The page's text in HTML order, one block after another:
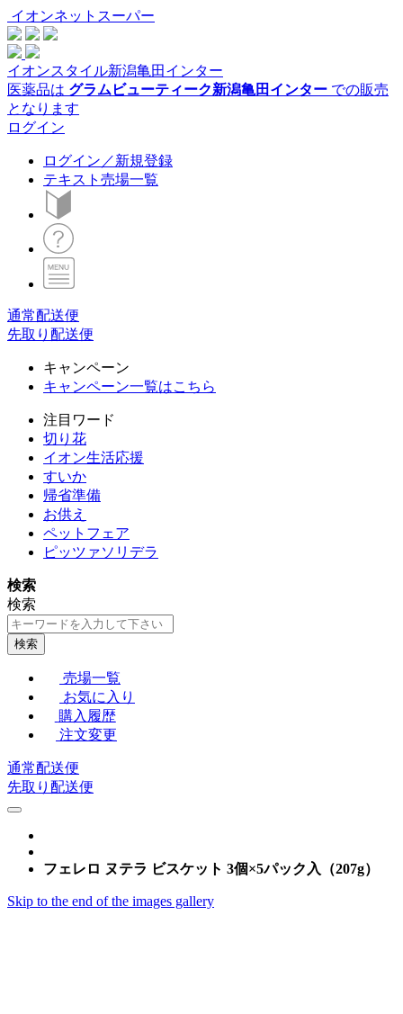
イオンネットスーパー
イオンスタイル新潟亀田インター
医薬品は グラムビューティーク新潟亀田インター での販売
となります
ログイン
ログイン／新規登録
テキスト売場一覧
通常配送便
先取り配送便
キャンペーン
キャンペーン一覧はこちら
注目ワード
切り花
イオン生活応援
すいか
帰省準備
お供え
ペットフェア
ピッツァソリデラ
検索
検索
検索
売場一覧
お気に入り
購入履歴
注文変更
通常配送便
先取り配送便
フェレロ ヌテラ ビスケット 3個×5パック入（207g）
Skip to the end of the images gallery